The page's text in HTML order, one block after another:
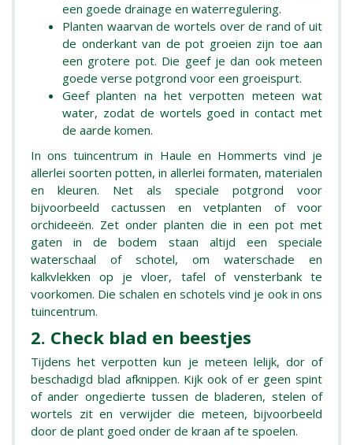
een goede drainage en waterregulering.
Planten waarvan de wortels over de rand of uit
de onderkant van de pot groeien zijn toe aan
een grotere pot. Die geef je dan ook meteen
goede verse potgrond voor een groeispurt.
Geef planten na het verpotten meteen wat
water, zodat de wortels goed in contact met
de aarde komen.
In ons tuincentrum in Haule en Hommerts vind je
allerlei soorten potten, in allerlei formaten, materialen
en kleuren. Net als speciale potgrond voor
bijvoorbeeld cactussen en vetplanten of voor
orchideeën. Zet onder planten die in een pot met
gaten in de bodem staan altijd een speciale
waterschaal of schotel, om waterschade en
kalkvlekken op je vloer, tafel of vensterbank te
voorkomen. Die schalen en schotels vind je ook in ons
tuincentrum.
2. Check blad en beestjes
Tijdens het verpotten kun je meteen lelijk, dor of
beschadigd blad afknippen. Kijk ook of er geen spint
of ander ongedierte tussen de bladeren, stelen of
wortels zit en verwijder die meteen, bijvoorbeeld
door de plant goed onder de kraan af te spoelen.